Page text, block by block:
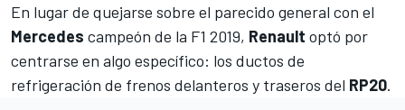
En lugar de quejarse sobre el parecido general con el
Mercedes campeón de la F1 2019, Renault optó por
centrarse en algo específico: los ductos de
refrigeración de frenos delanteros y traseros del RP20.